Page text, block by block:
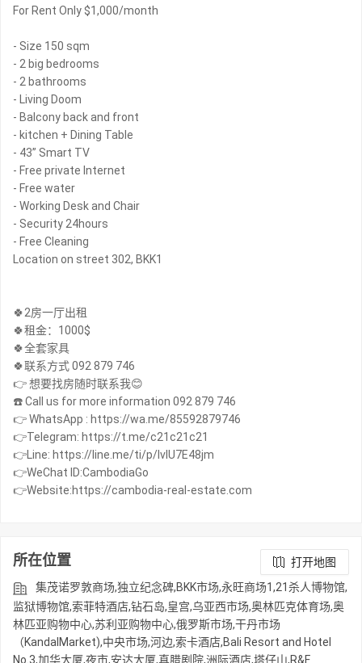
For Rent Only $1,000/month
- Size 150 sqm
- 2 big bedrooms
- 2 bathrooms
- Living Doom
- Balcony back and front
- kitchen + Dining Table
- 43” Smart TV
- Free private Internet
- Free water
- Working Desk and Chair
- Security 24hours
- Free Cleaning
Location on street 302, BKK1
🍀2房一厅出租
🍀租金：1000$
🍀全套家具
🍀联系方式 092 879 746
👉 想要找房随时联系我😊
☎️ Call us for more information 092 879 746
👉 WhatsApp : https://wa.me/85592879746
👉Telegram: https://t.me/c21c21c21
👉Line: https://line.me/ti/p/IvIU7E48jm
👉WeChat ID:CambodiaGo
👉Website:https://cambodia-real-estate.com
所在位置
打开地图
集茂诺罗敦商场,独立纪念碑,BKK市场,永旺商场1,21杀人博物馆,
监狱博物馆,索菲特酒店,钻石岛,皇宫,乌亚西市场,奥林匹克体育场,奥
林匹亚购物中心,苏利亚购物中心,俄罗斯市场,干丹市场
（KandalMarket),中央市场,河边,索卡酒店,Bali Resort and Hotel
No.3,加华大厦,夜市,安达大厦,真腊剧院,洲际酒店,塔仔山,R&F